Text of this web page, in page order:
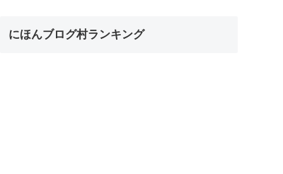
にほんブログ村ランキング